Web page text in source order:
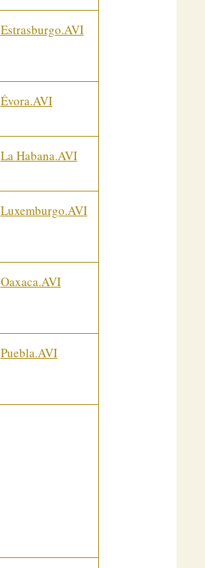
Estrasburgo.AVI
Évora.AVI
La Habana.AVI
Luxemburgo.AVI
Oaxaca.AVI
Puebla.AVI